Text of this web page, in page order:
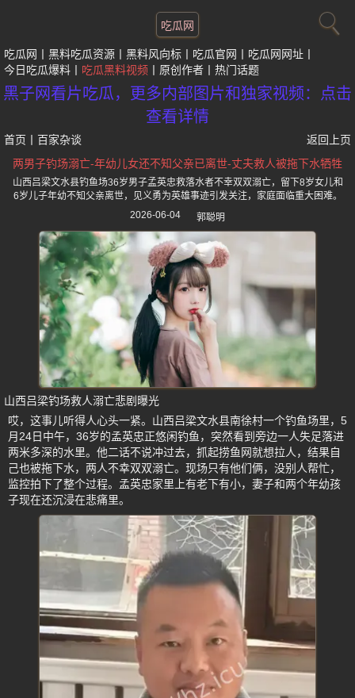
吃瓜网
吃瓜网 黑料吃瓜资源 黑料风向标 吃瓜官网
吃瓜网网址
今日吃瓜爆料
吃瓜黑料视频 原创作者 热门话题
黑子网看片吃瓜，更多内部图片和独家视频：点击
查看详情
首页 百家杂谈
返回上页
两男子钓场溺亡-年幼儿女还不知父亲已离世-丈夫救人被拖下水牺牲
山西吕梁文水县钓鱼场36岁男子孟英忠救落水者不幸双双溺亡，留下8岁女儿和
6岁儿子年幼不知父亲离世，见义勇为英雄事迹引发关注，家庭面临重大困难。
2026-06-04
郭聪明
山西吕梁钓场救人溺亡悲剧曝光
哎，这事儿听得人心头一紧。山西吕梁文水县南徐村一个钓鱼场里，5
月24日中午，36岁的孟英忠正悠闲钓鱼，突然看到旁边一人失足落进
两米多深的水里。他二话不说冲过去，抓起捞鱼网就想拉人，结果自
己也被拖下水，两人不幸双双溺亡。现场只有他们俩，没别人帮忙，
监控拍下了整个过程。孟英忠家里上有老下有小，妻子和两个年幼孩
子现在还沉浸在悲痛里。